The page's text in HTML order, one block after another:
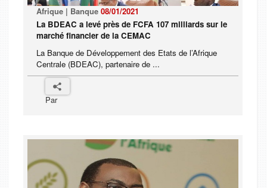
Afrique | Banque 08/01/2021
La BDEAC a levé près de FCFA 107 milliards sur le
marché financier de la CEMAC
La Banque de Développement des Etats de l’Afrique
Centrale (BDEAC), partenaire de ...
Par